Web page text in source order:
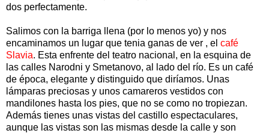
dos perfectamente.
Salimos con la barriga llena (por lo menos yo) y nos
encaminamos un lugar que tenia ganas de ver , el café
Slavia. Esta enfrente del teatro nacional, en la esquina de
las calles Narodni y Smetanovo, al lado del río. Es un café
de época, elegante y distinguido que diríamos. Unas
lámparas preciosas y unos camareros vestidos con
mandilones hasta los pies, que no se como no tropiezan.
Además tienes unas vistas del castillo espectaculares,
aunque las vistas son las mismas desde la calle y son